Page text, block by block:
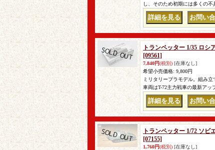
し、そのため初期には多くの
トランペッター 1/35 ロシ
[09561]
7,840円(税別) [在庫なし]
希望小売価格: 9,800円
ミリタリープラモデル。組み
車両はT-72主力戦車の最新アッ
トランペッター 1/72 ソビ
[07155]
1,760円(税別) [在庫なし]